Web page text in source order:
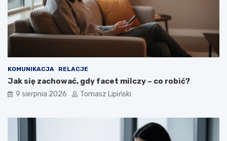
o
b
e
z
c
z
n
a
k
i
e
z
y
c
KOMUNIKACJA RELACJE
Jak się zachować, gdy facet milczy – co robić?
9 sierpnia 2026 Tomasz Lipiński